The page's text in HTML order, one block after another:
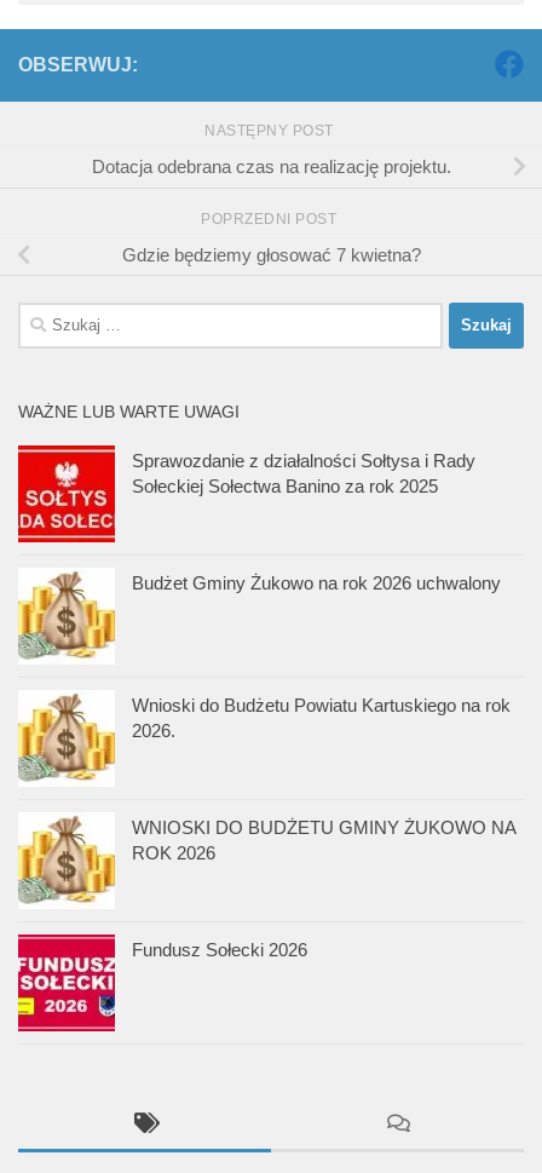
OBSERWUJ:
NASTĘPNY POST
Dotacja odebrana czas na realizację projektu.
POPRZEDNI POST
Gdzie będziemy głosować 7 kwietna?
Szukaj:
WAŻNE LUB WARTE UWAGI
Sprawozdanie z działalności Sołtysa i Rady
Sołeckiej Sołectwa Banino za rok 2025
Budżet Gminy Żukowo na rok 2026 uchwalony
Wnioski do Budżetu Powiatu Kartuskiego na rok
2026.
WNIOSKI DO BUDŻETU GMINY ŻUKOWO NA
ROK 2026
Fundusz Sołecki 2026